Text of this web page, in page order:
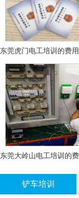
东莞虎门电工培训的费
东莞大岭山电工培训的
铲车培训